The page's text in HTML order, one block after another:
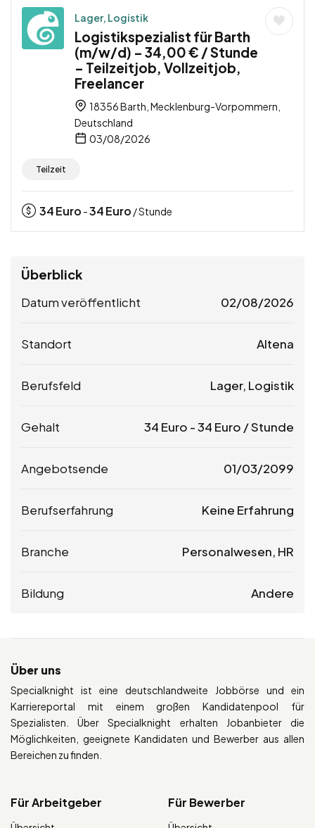
Lager, Logistik
Logistikspezialist für Barth
(m/w/d) – 34,00 € / Stunde
– Teilzeitjob, Vollzeitjob,
Freelancer
18356 Barth, Mecklenburg-Vorpommern,
Deutschland
03/08/2026
Teilzeit
34Euro -34Euro / Stunde
Überblick
Datum veröffentlicht 02/08/2026
Standort Altena
Berufsfeld Lager, Logistik
Gehalt 34 Euro -34 Euro / Stunde
Angebotsende 01/03/2099
Berufserfahrung Keine Erfahrung
Branche Personalwesen, HR
Bildung Andere
Über uns
Specialknight ist eine deutschlandweite Jobbörse und ein
Karriereportal mit einem großen Kandidatenpool für
Spezialisten. Über Specialknight erhalten Jobanbieter die
Möglichkeiten, geeignete Kandidaten und Bewerber aus allen
Bereichen zu finden.
Für Arbeitgeber Für Bewerber